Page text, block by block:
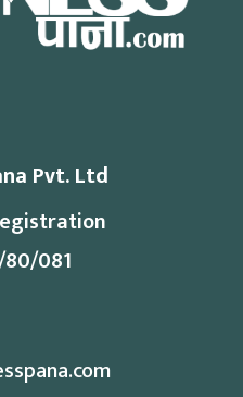
Pvt. Ltd
081